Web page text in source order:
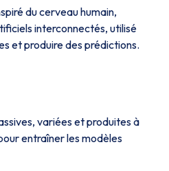
du cerveau humain,
interconnectés, utilisé
et produire des prédictions.
variées et produites à
entraîner les modèles